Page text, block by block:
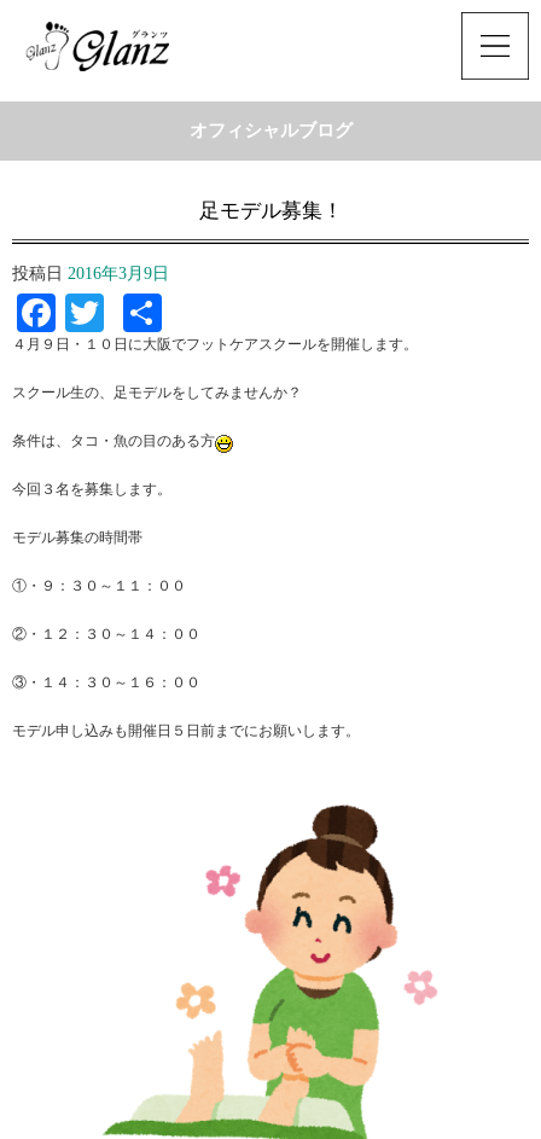
オフィシャルブログ
足モデル募集！
投稿日 2016年3月9日
Facebook
Twitter
有
４月９日・１０日に大阪でフットケアスクールを開催します。
スクール生の、足モデルをしてみませんか？
条件は、タコ・魚の目のある方
今回３名を募集します。
モデル募集の時間帯
①・９：３０～１１：００
②・１２：３０～１４：００
③・１４：３０～１６：００
モデル申し込みも開催日５日前までにお願いします。